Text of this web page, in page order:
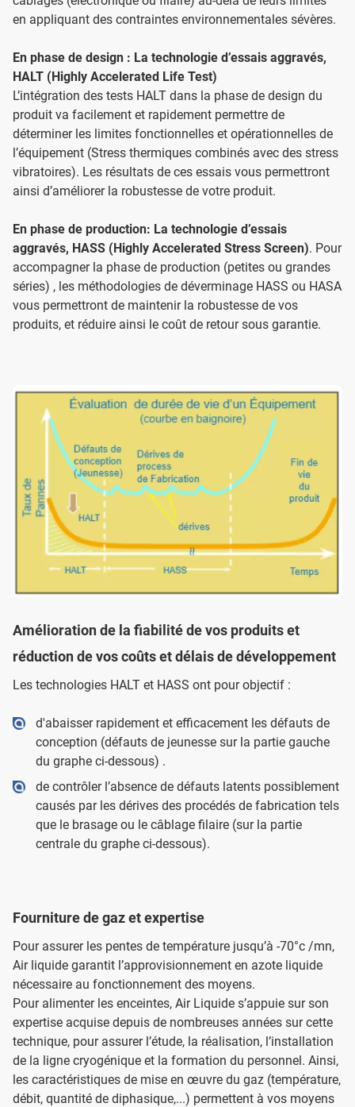
en appliquant des contraintes environnementales sévères.
En phase de design : La technologie d’essais aggravés,
HALT (Highly Accelerated Life Test)
L’intégration des tests HALT dans la phase de design du
produit va facilement et rapidement permettre de
déterminer les limites fonctionnelles et opérationnelles de
l’équipement (Stress thermiques combinés avec des stress
vibratoires). Les résultats de ces essais vous permettront
ainsi d’améliorer la robustesse de votre produit.
En phase de production: La technologie d’essais
aggravés, HASS (Highly Accelerated Stress Screen). Pour
accompagner la phase de production (petites ou grandes
séries) , les méthodologies de déverminage HASS ou HASA
vous permettront de maintenir la robustesse de vos
produits, et réduire ainsi le coût de retour sous garantie.
Amélioration de la fiabilité de vos produits et
réduction de vos coûts et délais de développement
Les technologies HALT et HASS ont pour objectif :
d'abaisser rapidement et efficacement les défauts de
conception (défauts de jeunesse sur la partie gauche
du graphe ci-dessous) .
de contrôler l’absence de défauts latents possiblement
causés par les dérives des procédés de fabrication tels
que le brasage ou le câblage filaire (sur la partie
centrale du graphe ci-dessous).
Fourniture de gaz et expertise
Pour assurer les pentes de température jusqu’à -70°c /mn,
Air liquide garantit l’approvisionnement en azote liquide
nécessaire au fonctionnement des moyens.
Pour alimenter les enceintes, Air Liquide s’appuie sur son
expertise acquise depuis de nombreuses années sur cette
technique, pour assurer l’étude, la réalisation, l’installation
de la ligne cryogénique et la formation du personnel. Ainsi,
les caractéristiques de mise en œuvre du gaz (température,
débit, quantité de diphasique,...) permettent à vos moyens